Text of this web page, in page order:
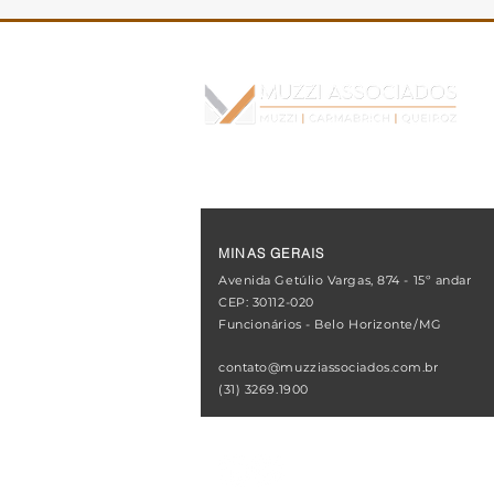
O novo custo das
MINAS GERAIS
Avenida Getúlio Vargas, 874 - 15º andar
CEP: 30112-020
Funcionários - Belo Horizonte/MG
contato@muzziassociados.com.br
(31) 3269.1900